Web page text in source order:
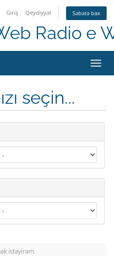
Giriş Qeydiyyat Səbətə bax
Radio e
keçid
seçin...
istəyirəm.